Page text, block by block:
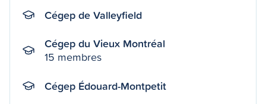
Cégep de Valleyfield
Cégep du Vieux Montréal
15 membres
Cégep Édouard-Montpetit